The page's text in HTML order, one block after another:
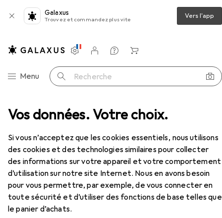
Vos données. Votre choix.
Si vous n’acceptez que les cookies essentiels, nous utilisons
des cookies et des technologies similaires pour collecter
des informations sur votre appareil et votre comportement
d’utilisation sur notre site Internet. Nous en avons besoin
pour vous permettre, par exemple, de vous connecter en
toute sécurité et d’utiliser des fonctions de base telles que
le panier d’achats.
Galaxus
Trouvez et commandez plus vite Vers l'app
Navigation par catégorie
Menu Recherche
Paramètres
Compte client
Listes de comparaison
Listes d'envies
Panier
Pantalon de travail Planam Pantalon à ceinture
EUR
53,54